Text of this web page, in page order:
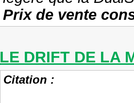
Prix de vente
LE DRIFT DE LA
Citation :